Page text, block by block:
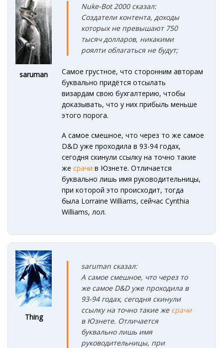
saruman
Nuke-Bot 2000 сказал:
Создатели контента, доходы
которых не превышают 750
тысяч долларов, никакими
роялти облагаться не будут;
Самое грустное, что сторонним авторам
буквально придётся отсылать
визардам свою бухгалтерию, чтобы
доказывать, что у них прибыль меньше
этого порога.
А самое смешное, что через то же самое
D&D уже проходила в 93-94 годах,
сегодня скинули ссылку на точно такие
жесрачи в Юзнете. Отличается
буквально лишь имя руководительницы,
при которой это происходит, тогда
была Lorraine Williams, сейчас Cynthia
Williams, лол.
Thing
saruman сказал:
А самое смешное, что через то
же самое D&D уже проходила в
93-94 годах, сегодня скинули
ссылку на точно такие же срачи
в Юзнете. Отличается
буквально лишь имя
руководительницы, при